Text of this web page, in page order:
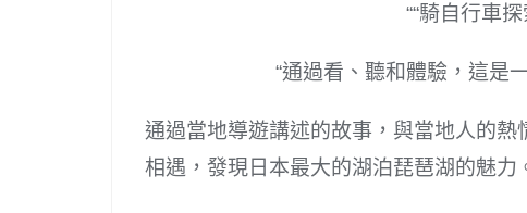
““騎自行車
“通過看、聽和體驗，這是
通過當地導遊講述的故事，與當地人的
相遇，發現日本最大的湖泊琵琶湖的魅力